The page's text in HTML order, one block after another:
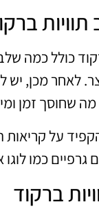
כולל כמה
לאחר מכן, יש
מה שחוסך זמן
על קריאות
גרפיים כמו
ברקוד